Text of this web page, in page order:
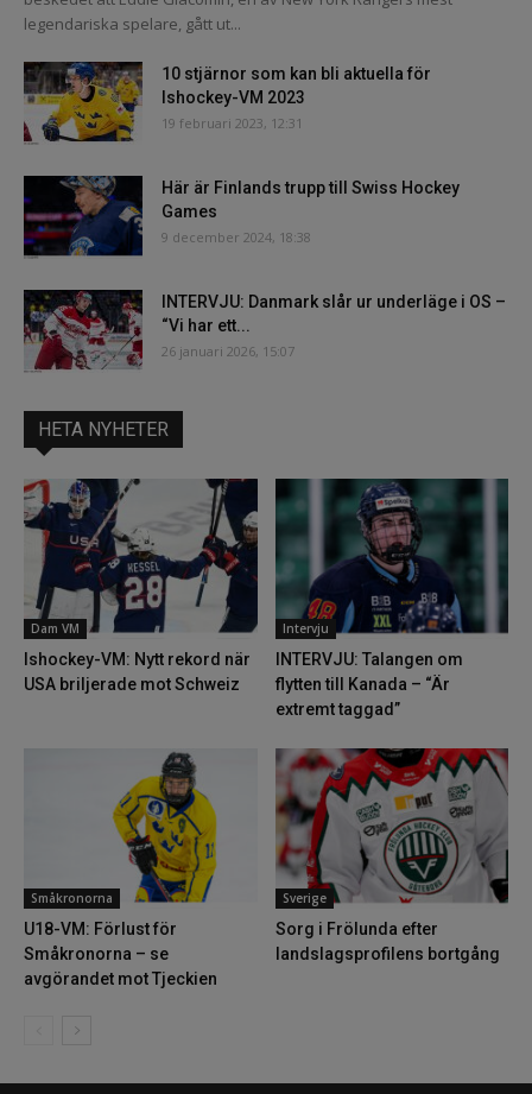
legendariska spelare, gått ut...
10 stjärnor som kan bli aktuella för
Ishockey-VM 2023
19 februari 2023, 12:31
Här är Finlands trupp till Swiss Hockey
Games
9 december 2024, 18:38
INTERVJU: Danmark slår ur underläge i OS –
“Vi har ett...
26 januari 2026, 15:07
HETA NYHETER
Dam VM
Ishockey-VM: Nytt rekord när
USA briljerade mot Schweiz
Intervju
INTERVJU: Talangen om
flytten till Kanada – “Är
extremt taggad”
Småkronorna
U18-VM: Förlust för
Småkronorna – se
avgörandet mot Tjeckien
Sverige
Sorg i Frölunda efter
landslagsprofilens bortgång